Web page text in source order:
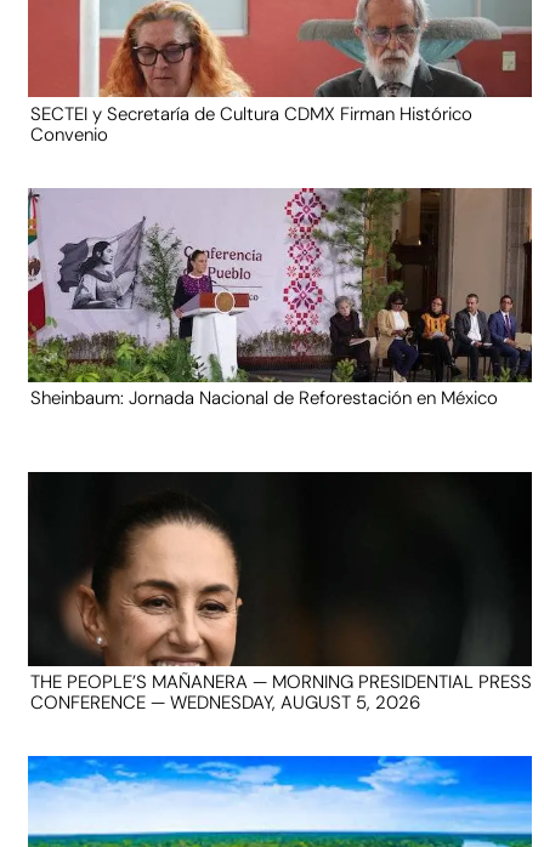
SECTEI y Secretaría de Cultura CDMX Firman Histórico
Convenio
Sheinbaum: Jornada Nacional de Reforestación en México
THE PEOPLE’S MAÑANERA — MORNING PRESIDENTIAL PRESS
CONFERENCE — WEDNESDAY, AUGUST 5, 2026